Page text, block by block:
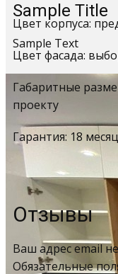
Sample Title
Sample Text
Цвет корпуса:
Цвет фасада:
Габаритные
проекту
Гарантия: 18
Отзывы
Ваш адрес email
Обязательные